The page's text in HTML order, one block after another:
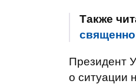
Также
Президент
о ситуации